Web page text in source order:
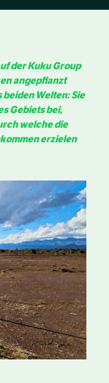
der Kuku Group
angepflanzt
Welten: Sie
Gebiets bei,
welche die
erzielen